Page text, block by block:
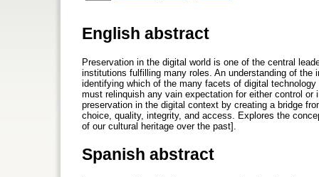
English abstract
Preservation in the digital world is one of the central
institutions fulfilling many roles. An understanding of
identifying which of the many facets of digital
must relinquish any vain expectation for either control
preservation in the digital context by creating a bridge
choice, quality, integrity, and access. Explores the
of our cultural heritage over the past].
Spanish abstract